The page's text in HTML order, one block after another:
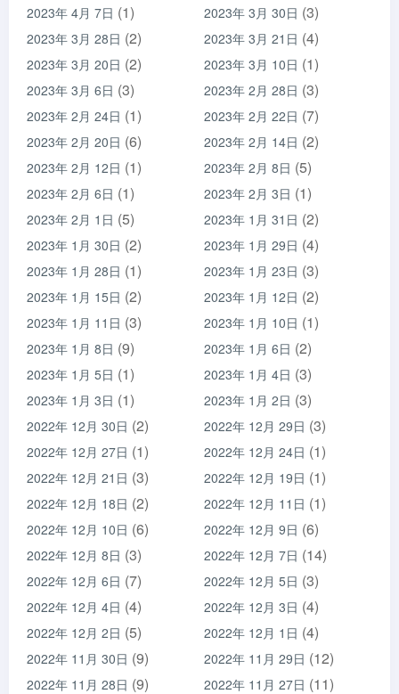
2023年 4月 7日 (1) 2023年 3月 30日 (3)
2023年 3月 28日 (2) 2023年 3月 21日 (4)
2023年 3月 20日 (2) 2023年 3月 10日 (1)
2023年 3月 6日 (3) 2023年 2月 28日 (3)
2023年 2月 24日 (1) 2023年 2月 22日 (7)
2023年 2月 20日 (6) 2023年 2月 14日 (2)
2023年 2月 12日 (1) 2023年 2月 8日 (5)
2023年 2月 6日 (1) 2023年 2月 3日 (1)
2023年 2月 1日 (5) 2023年 1月 31日 (2)
2023年 1月 30日 (2) 2023年 1月 29日 (4)
2023年 1月 28日 (1) 2023年 1月 23日 (3)
2023年 1月 15日 (2) 2023年 1月 12日 (2)
2023年 1月 11日 (3) 2023年 1月 10日 (1)
2023年 1月 8日 (9) 2023年 1月 6日 (2)
2023年 1月 5日 (1) 2023年 1月 4日 (3)
2023年 1月 3日 (1) 2023年 1月 2日 (3)
2022年 12月 30日 (2) 2022年 12月 29日 (3)
2022年 12月 27日 (1) 2022年 12月 24日 (1)
2022年 12月 21日 (3) 2022年 12月 19日 (1)
2022年 12月 18日 (2) 2022年 12月 11日 (1)
2022年 12月 10日 (6) 2022年 12月 9日 (6)
2022年 12月 8日 (3) 2022年 12月 7日 (14)
2022年 12月 6日 (7) 2022年 12月 5日 (3)
2022年 12月 4日 (4) 2022年 12月 3日 (4)
2022年 12月 2日 (5) 2022年 12月 1日 (4)
2022年 11月 30日 (9) 2022年 11月 29日 (12)
2022年 11月 28日 (9) 2022年 11月 27日 (11)